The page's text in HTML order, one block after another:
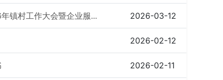
镇村工作大会暨企业服... 2026-03-12
2026-02-12
2026-02-11